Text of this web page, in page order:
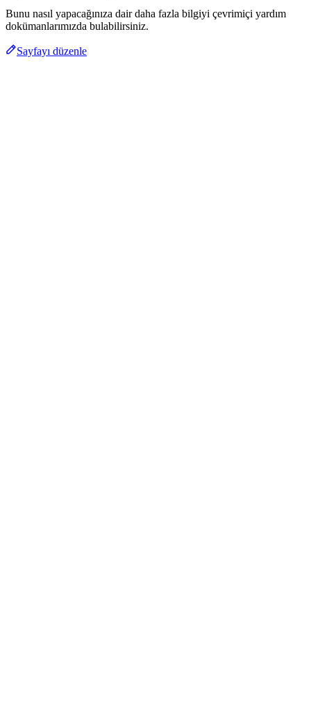
Bunu nasıl yapacağınıza dair daha fazla bilgiyi çevrimiçi yardım
dokümanlarımızda bulabilirsiniz.
Sayfayı düzenle